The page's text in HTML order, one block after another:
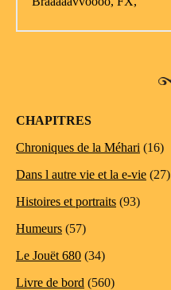
CHAPITRES
Chroniques de la Méhari (16)
Dans l autre vie et la e-vie (27)
Histoires et portraits (93)
Humeurs (57)
Le Jouët 680 (34)
Livre de bord (560)